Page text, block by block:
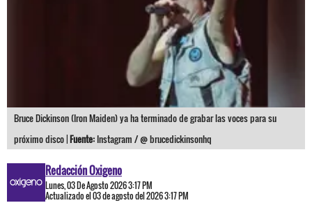
Bruce Dickinson (Iron Maiden) ya ha terminado de grabar las voces para su
próximo disco |Fuente: Instagram / @ brucedickinsonhq
Redacción Oxigeno
Lunes, 03 De Agosto 2026 3:17 PM
Actualizado el 03 de agosto del 2026 3:17 PM